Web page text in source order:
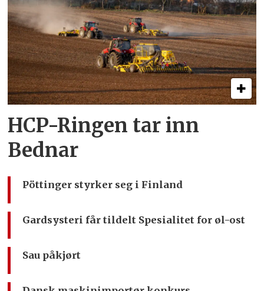
HCP-Ringen tar inn
Bednar
Pöttinger styrker seg i Finland
Gardsysteri får tildelt Spesialitet for øl-ost
Sau påkjørt